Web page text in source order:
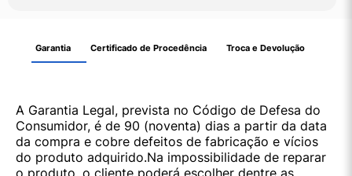
Garantia Certificado de Procedência Troca e Devolução
A Garantia Legal, prevista no Código de Defesa do
Consumidor, é de 90 (noventa) dias a partir da data
da compra e cobre defeitos de fabricação e vícios
do produto adquirido.Na impossibilidade de reparar